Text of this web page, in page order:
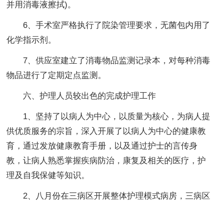
并用消毒液擦拭)。
6、手术室严格执行了院染管理要求，无菌包内用了
化学指示剂。
7、供应室建立了消毒物品监测记录本，对每种消毒
物品进行了定期定点监测。
六、护理人员较出色的完成护理工作
1、坚持了以病人为中心，以质量为核心，为病人提
供优质服务的宗旨，深入开展了以病人为中心的健康教
育，通过发放健康教育手册，以及通过护士的言传身
教，让病人熟悉掌握疾病防治，康复及相关的医疗，护
理及自我保健等知识。
2、八月份在三病区开展整体护理模式病房，三病区